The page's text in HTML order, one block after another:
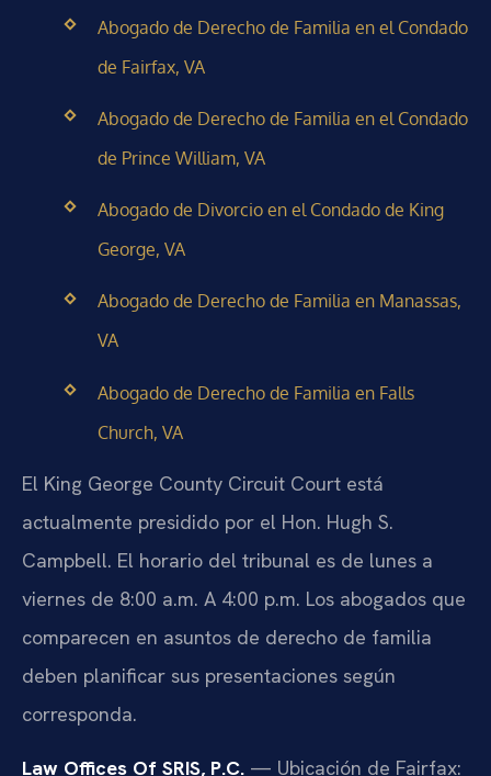
Abogado de Derecho de Familia en el Condado
de Fairfax, VA
Abogado de Derecho de Familia en el Condado
de Prince William, VA
Abogado de Divorcio en el Condado de King
George, VA
Abogado de Derecho de Familia en Manassas,
VA
Abogado de Derecho de Familia en Falls
Church, VA
El King George County Circuit Court está
actualmente presidido por el Hon. Hugh S.
Campbell. El horario del tribunal es de lunes a
viernes de 8:00 a.m. A 4:00 p.m. Los abogados que
comparecen en asuntos de derecho de familia
deben planificar sus presentaciones según
corresponda.
Law Offices Of SRIS, P.C. — Ubicación de Fairfax: